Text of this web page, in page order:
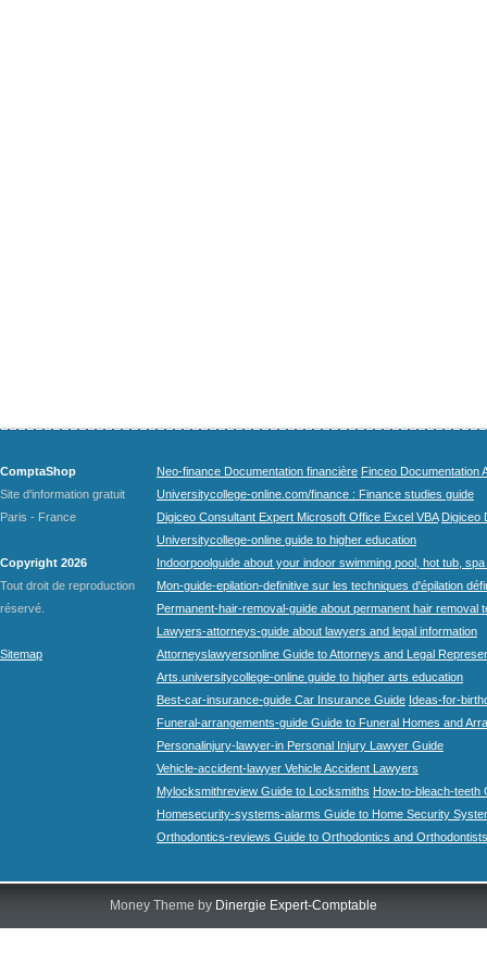
ComptaShop
Site d'information gratuit
Paris - France
Copyright 2026
Tout droit de reproduction
réservé.
Sitemap
Neo-finance Documentation financière Finceo Documentation
Universitycollege-online.com/finance : Finance studies guide
Digiceo Consultant Expert Microsoft Office Excel VBA Digiceo
Universitycollege-online guide to higher education
Indoorpoolguide about your indoor swimming pool, hot tub,
Mon-guide-epilation-definitive sur les techniques d'épilation
Permanent-hair-removal-guide about permanent hair removal
Lawyers-attorneys-guide about lawyers and legal information
Attorneyslawyersonline Guide to Attorneys and Legal
Arts.universitycollege-online guide to higher arts education
Best-car-insurance-guide Car Insurance Guide Ideas-for-
Funeral-arrangements-guide Guide to Funeral Homes and
Personalinjury-lawyer-in Personal Injury Lawyer Guide
Vehicle-accident-lawyer Vehicle Accident Lawyers
Mylocksmithreview Guide to Locksmiths How-to-bleach-teeth
Homesecurity-systems-alarms Guide to Home Security
Orthodontics-reviews Guide to Orthodontics and Orthodontists
Money Theme by Dinergie Expert-Comptable